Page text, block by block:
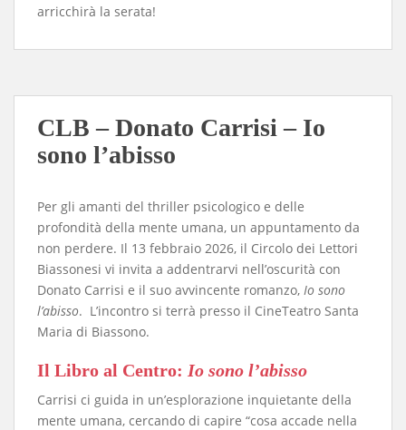
arricchirà la serata!
CLB – Donato Carrisi – Io
sono l’abisso
Per gli amanti del thriller psicologico e delle
profondità della mente umana, un appuntamento da
non perdere. Il 13 febbraio 2026, il Circolo dei Lettori
Biassonesi vi invita a addentrarvi nell’oscurità con
Donato Carrisi e il suo avvincente romanzo, Io sono
l’abisso. L’incontro si terrà presso il CineTeatro Santa
Maria di Biassono.
​Il Libro al Centro: Io sono l’abisso
​Carrisi ci guida in un’esplorazione inquietante della
mente umana, cercando di capire “cosa accade nella